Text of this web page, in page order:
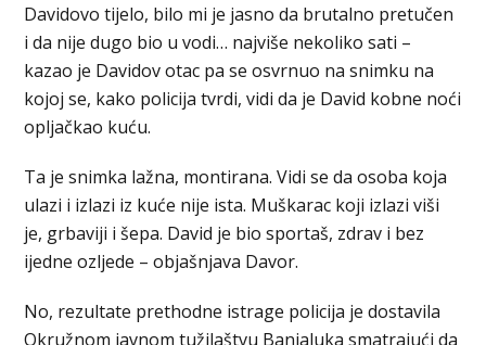
Davidovo tijelo, bilo mi je jasno da brutalno pretučen
i da nije dugo bio u vodi… najviše nekoliko sati –
kazao je Davidov otac pa se osvrnuo na snimku na
kojoj se, kako policija tvrdi, vidi da je David kobne noći
opljačkao kuću.
Ta je snimka lažna, montirana. Vidi se da osoba koja
ulazi i izlazi iz kuće nije ista. Muškarac koji izlazi viši
je, grbaviji i šepa. David je bio sportaš, zdrav i bez
ijedne ozljede – objašnjava Davor.
No, rezultate prethodne istrage policija je dostavila
Okružnom javnom tužilaštvu Banjaluka smatrajući da